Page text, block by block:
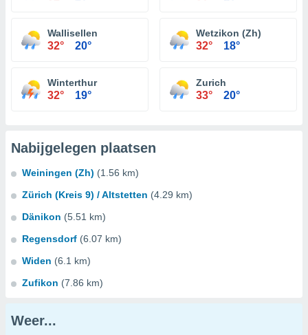
Wallisellen
32° 20°
Wetzikon (Zh)
32° 18°
Winterthur
32° 19°
Zurich
33° 20°
Nabijgelegen plaatsen
Weiningen (Zh) (1.56 km)
Zürich (Kreis 9) / Altstetten (4.29 km)
Dänikon (5.51 km)
Regensdorf (6.07 km)
Widen (6.1 km)
Zufikon (7.86 km)
Weer...